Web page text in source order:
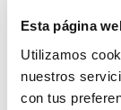
Esta página
Utilizamos
nuestros
con tus
ecológicos